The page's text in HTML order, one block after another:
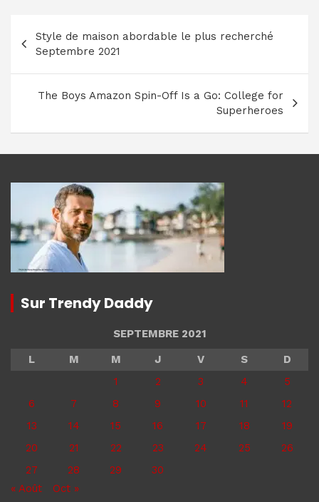
de
l’article
Style de maison abordable le plus recherché
Septembre 2021
The Boys Amazon Spin-Off Is a Go: College for
Superheroes
Sur Trendy Daddy
SEPTEMBRE 2021
L
M M J V S
D
1
2 3 4
5
6
7 8 9 10 11
12
13
14 15 16 17 18
19
20
21 22 23 24 25
26
27
28 29
30
« Août
Oct »